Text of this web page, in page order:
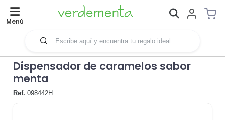
Menú
Dispensador de caramelos sabor
menta
Ref. 098442H